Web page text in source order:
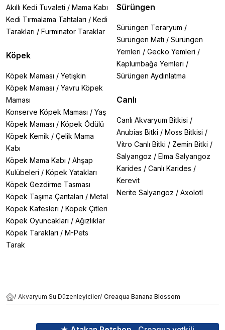
Akıllı Kedi Tuvaleti / Mama Kabı
Kedi Tırmalama Tahtaları / Kedi
Tarakları / Furminator Taraklar
Köpek
Köpek Maması / Yetişkin
Köpek Maması / Yavru Köpek
Maması
Konserve Köpek Maması / Yaş
Köpek Maması / Köpek Ödülü
Köpek Kemik / Çelik Mama
Kabı
Köpek Mama Kabı / Ahşap
Kulübeleri / Köpek Yatakları
Köpek Gezdirme Tasması
Köpek Taşıma Çantaları / Metal
Köpek Kafesleri / Köpek Çitleri
Köpek Oyuncakları / Ağızlıklar
Köpek Tarakları / M-Pets
Tarak
Sürüngen
Sürüngen Teraryum /
Sürüngen Matı / Sürüngen
Yemleri / Gecko Yemleri /
Kaplumbağa Yemleri /
Sürüngen Aydınlatma
Canlı
Canlı Akvaryum Bitkisi /
Anubias Bitki / Moss Bitkisi /
Vitro Canlı Bitki / Zemin Bitki /
Salyangoz / Elma Salyangoz
Karides / Canlı Karides /
Kerevit
Nerite Salyangoz / Axolotl
/ Akvaryum Su Düzenleyiciler/ Creaqua Banana Blossom